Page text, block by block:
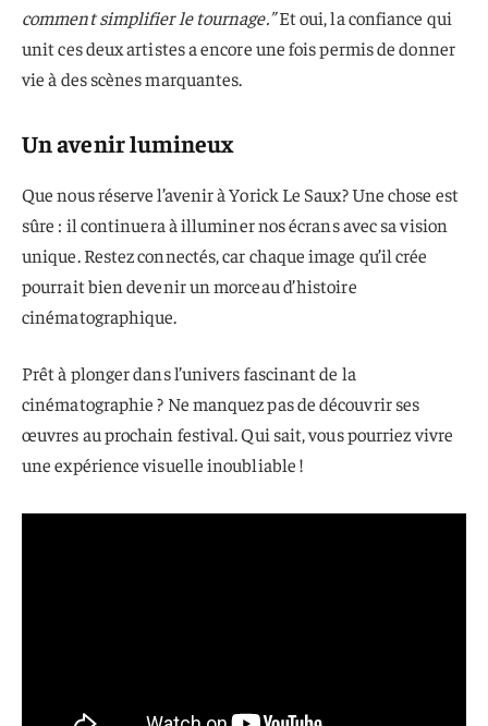
comment simplifier le tournage.”Et oui, la confiance qui
unit ces deux artistes a encore une fois permis de donner
vie à des scènes marquantes.
Un avenir lumineux
Que nous réserve l’avenir à Yorick Le Saux? Une chose est
sûre : il continuera à illuminer nos écrans avec sa vision
unique. Restez connectés, car chaque image qu’il crée
pourrait bien devenir un morceau d’histoire
cinématographique.
Prêt à plonger dans l’univers fascinant de la
cinématographie ? Ne manquez pas de découvrir ses
œuvres au prochain festival. Qui sait, vous pourriez vivre
une expérience visuelle inoubliable !